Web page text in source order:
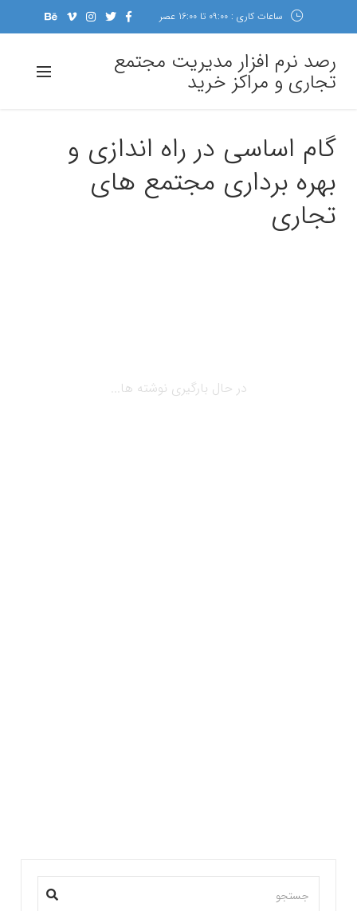
ساعات کاری : 09:00 تا 16:00 عصر
رصد نرم افزار مدیریت مجتمع
تجاری و مراکز خرید
گام اساسی در راه اندازی و
بهره برداری مجتمع های
تجاری
در حال بارگیری نوشته ها...